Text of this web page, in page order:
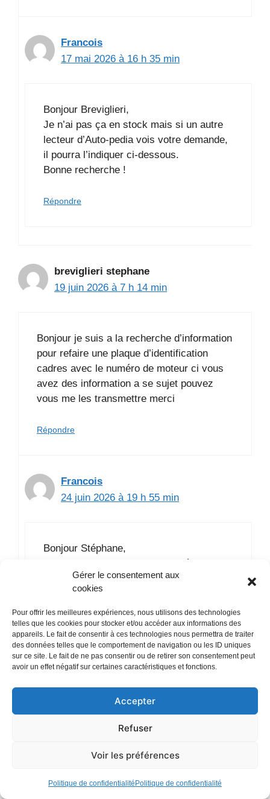
Gérer le consentement aux
cookies
Pour offrir les meilleures expériences, nous utilisons des technologies
telles que les cookies pour stocker et/ou accéder aux informations des
appareils. Le fait de consentir à ces technologies nous permettra de traiter
des données telles que le comportement de navigation ou les ID uniques
sur ce site. Le fait de ne pas consentir ou de retirer son consentement peut
avoir un effet négatif sur certaines caractéristiques et fonctions.
Accepter
Refuser
Voir les préférences
Politique de confidentialité Politique de confidentialité
Francois
17 mai 2026 à 16 h 35 min
Bonjour Breviglieri,
Je n’ai pas ça en stock mais si un autre
lecteur d’Auto-pedia vois votre demande,
il pourra l’indiquer ci-dessous.
Bonne recherche !
Répondre
breviglieri stephane
19 juin 2026 à 7 h 14 min
Bonjour je suis a la recherche d’information
pour refaire une plaque d’identification
cadres avec le numéro de moteur ci vous
avez des information a se sujet pouvez
vous me les transmettre merci
Répondre
Francois
24 juin 2026 à 19 h 55 min
Bonjour Stéphane,
faire cela. S’il s’agit d’un cycle Peugeot,
vous pouvez peut-être vous renseigné
auprès de leur association, ou
éventuellement via l’aventure Peugeot.
Répondre
Breviglieri stephane